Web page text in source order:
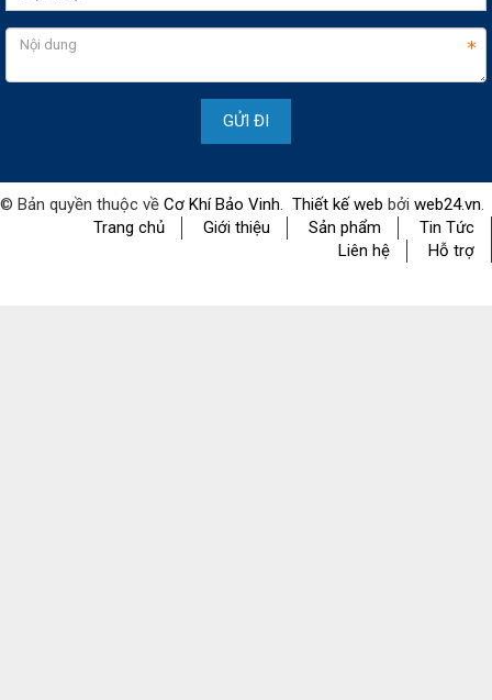
© Bản quyền thuộc về Cơ Khí Bảo Vinh. Thiết kế web bởi web24.vn.
Trang chủ
Giới thiệu Sản phẩm
Tin Tức
Liên hệ
Hỗ trợ